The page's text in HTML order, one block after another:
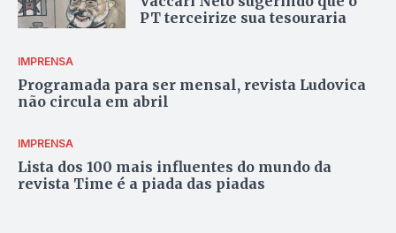
PT terceirize sua tesouraria
IMPRENSA
Programada para ser mensal, revista Ludovica
não circula em abril
IMPRENSA
Lista dos 100 mais influentes do mundo da
revista Time é a piada das piadas